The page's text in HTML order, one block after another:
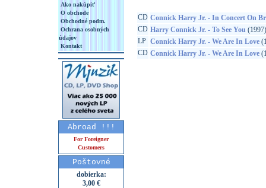
Ako nakúpiť
O obchode
Obchodné podm.
Ochrana osobných
údajov
Kontakt
Abroad !!!
For Foreigner
Customers
Poštovné
dobierka:
3,00 €
CD Connick Harry Jr. - In Concert On
CD Harry Connick Jr. - To See You (1997)
LP Connick Harry Jr. - We Are In Love
CD Connick Harry Jr. - We Are In Love